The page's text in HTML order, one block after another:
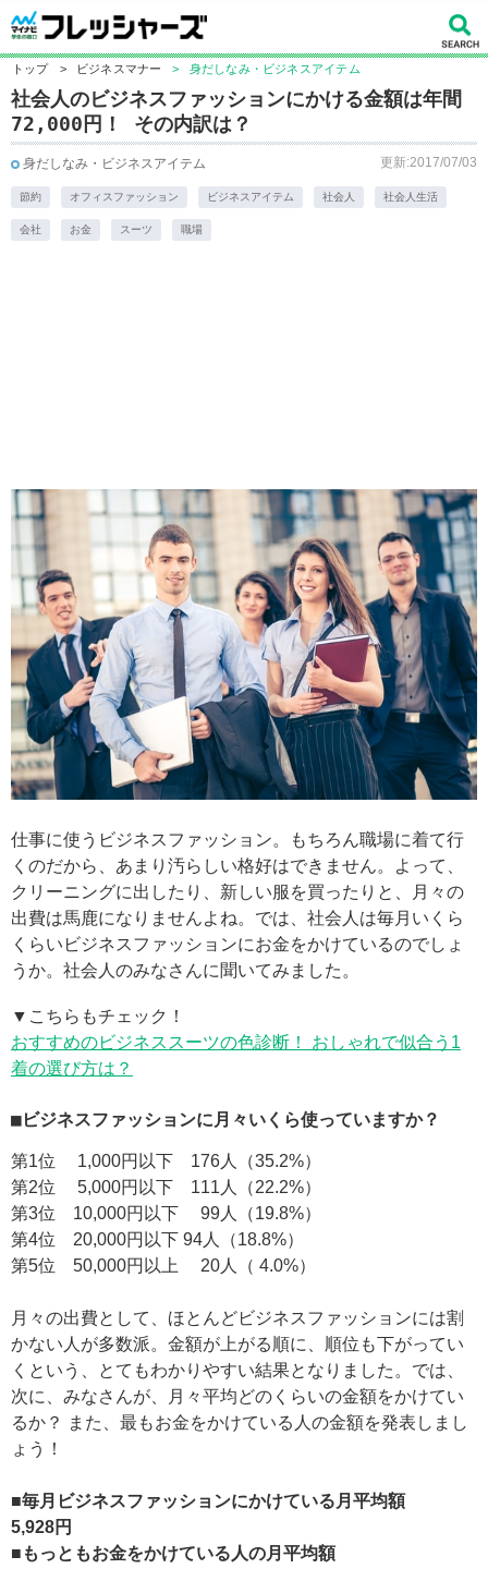
トップ > ビジネスマナー > 身だしなみ・ビジネスアイテム
社会人のビジネスファッションにかける金額は年間
72,000円！ その内訳は？
身だしなみ・ビジネスアイテム 更新:2017/07/03
節約 オフィスファッション ビジネスアイテム 社会人 社会人生活
会社 お金 スーツ 職場
仕事に使うビジネスファッション。もちろん職場に着て行
くのだから、あまり汚らしい格好はできません。よって、
クリーニングに出したり、新しい服を買ったりと、月々の
出費は馬鹿になりませんよね。では、社会人は毎月いくら
くらいビジネスファッションにお金をかけているのでしょ
うか。社会人のみなさんに聞いてみました。
▼こちらもチェック！
おすすめのビジネススーツの色診断！ おしゃれで似合う1
着の選び方は？
■ビジネスファッションに月々いくら使っていますか？
第1位 1,000円以下 176人（35.2%）
第2位 5,000円以下 111人（22.2%）
第3位 10,000円以下 99人（19.8%）
第4位 20,000円以下 94人（18.8%）
第5位 50,000円以上 20人（ 4.0%）
月々の出費として、ほとんどビジネスファッションには割
かない人が多数派。金額が上がる順に、順位も下がってい
くという、とてもわかりやすい結果となりました。では、
次に、みなさんが、月々平均どのくらいの金額をかけてい
るか？ また、最もお金をかけている人の金額を発表しまし
ょう！
■毎月ビジネスファッションにかけている月平均額
5,928円
■もっともお金をかけている人の月平均額